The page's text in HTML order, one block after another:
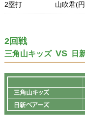
2塁打 山吹君(
2回戦
三角山キッズ VS 日